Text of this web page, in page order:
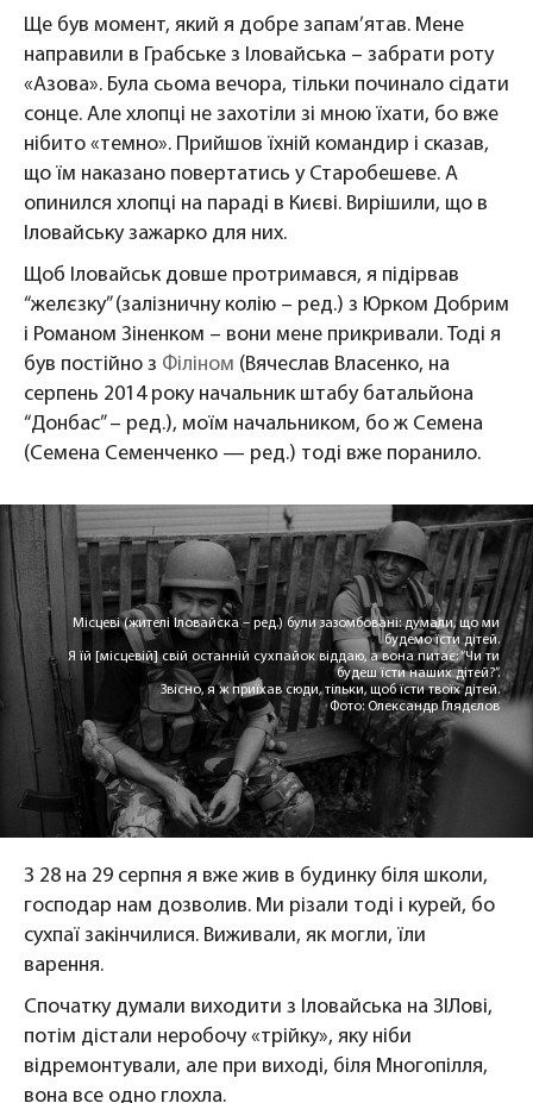
Ще був момент, який я добре запам’ятав. Мене
направили в Грабське з Іловайська – забрати роту
«Азова». Була сьома вечора, тільки починало сідати
сонце. Але хлопці не захотіли зі мною їхати, бо вже
нібито «темно». Прийшов їхній командир і сказав,
що їм наказано повертатись у Старобешеве. А
опинился хлопці на параді в Києві. Вирішили, що в
Іловайську зажарко для них.
Щоб Іловайськ довше протримався, я підірвав
“желєзку” (залізничну колію – ред.) з Юрком Добрим
і Романом Зіненком – вони мене прикривали. Тоді я
був постійно з Філіном (Вячеслав Власенко, на
серпень 2014 року начальник штабу батальйона
“Донбас” – ред.), моїм начальником, бо ж Семена
(Семена Семенченко — ред.) тоді вже поранило.
Місцеві (жителі Іловайска – ред.) були зазомбовані: думали, що ми
будемо їсти дітей.
Я їй [місцевій] свій останній сухпайок віддаю, а вона питає: “Чи ти
будеш їсти наших дітей?”.
Звісно, я ж приїхав сюди, тільки, щоб їсти твоїх дітей.
Фото: Олександр Глядєлов
З 28 на 29 серпня я вже жив в будинку біля школи,
господар нам дозволив. Ми різали тоді і курей, бо
сухпаї закінчилися. Виживали, як могли, їли
варення.
Спочатку думали виходити з Іловайська на ЗІЛові,
потім дістали неробочу «трійку», яку ніби
відремонтували, але при виході, біля Многопілля,
вона все одно глохла.